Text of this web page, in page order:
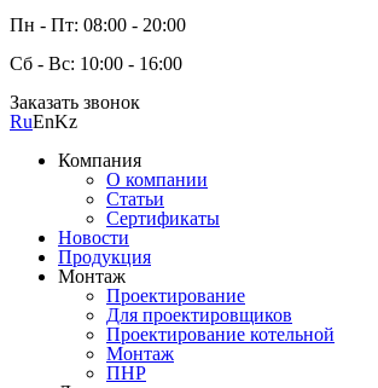
Пн - Пт: 08:00 - 20:00
Сб - Вс: 10:00 - 16:00
Заказать звонок
RuEnKz
Компания
О компании
Статьи
Сертификаты
Новости
Продукция
Монтаж
Проектирование
Для проектировщиков
Проектирование котельной
Монтаж
ПНР